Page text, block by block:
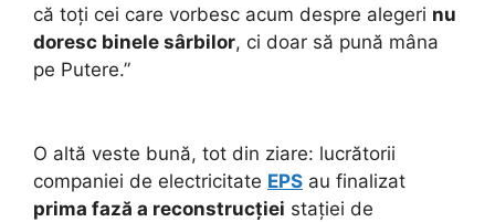
că toți cei care vorbesc acum despre alegeri nu
doresc binele sârbilor, ci doar să pună mâna
pe Putere.”
O altă veste bună, tot din ziare: lucrătorii
companiei de electricitate EPS au finalizat
prima fază a reconstrucției stației de